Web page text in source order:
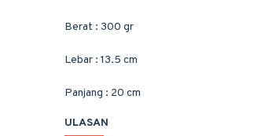
Berat : 300 gr
Lebar : 13.5 cm
Panjang : 20 cm
ULASAN